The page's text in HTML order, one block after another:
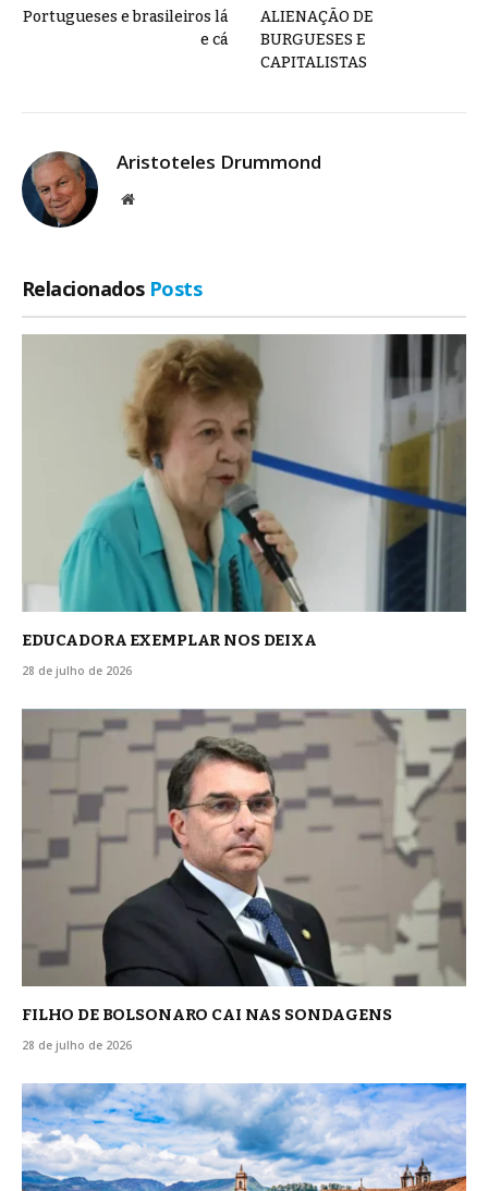
Portugueses e brasileiros lá
e cá
ALIENAÇÃO DE
BURGUESES E
CAPITALISTAS
Aristoteles Drummond
Site
Relacionados Posts
EDUCADORA EXEMPLAR NOS DEIXA
28 de julho de 2026
FILHO DE BOLSONARO CAI NAS SONDAGENS
28 de julho de 2026